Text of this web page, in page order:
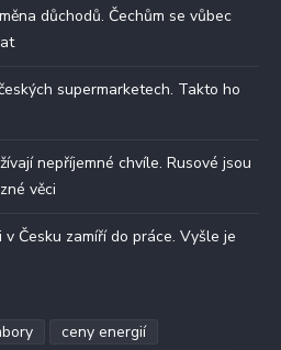
důchodů. Čechům se vůbec
supermarketech. Takto ho
nepříjemné chvíle. Rusové jsou
věci
v Česku zamíří do práce. Vyšle je
ceny energií